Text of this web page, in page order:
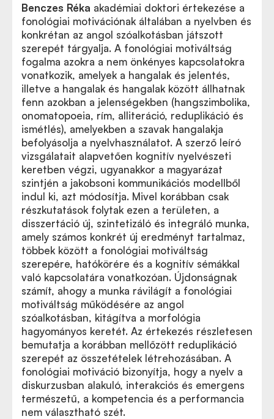
Benczes Réka akadémiai doktori értekezése a
fonológiai motivációnak általában a nyelvben és
konkrétan az angol szóalkotásban játszott
szerepét tárgyalja. A fonológiai motiváltság
fogalma azokra a nem önkényes kapcsolatokra
vonatkozik, amelyek a hangalak és jelentés,
illetve a hangalak és hangalak között állhatnak
fenn azokban a jelenségekben (hangszimbolika,
onomatopoeia, rím, alliteráció, reduplikáció és
ismétlés), amelyekben a szavak hangalakja
befolyásolja a nyelvhasználatot. A szerző leíró
vizsgálatait alapvetően kognitív nyelvészeti
keretben végzi, ugyanakkor a magyarázat
szintjén a jakobsoni kommunikációs modellből
indul ki, azt módosítja. Mivel korábban csak
részkutatások folytak ezen a területen, a
disszertáció új, szintetizáló és integráló munka,
amely számos konkrét új eredményt tartalmaz,
többek között a fonológiai motiváltság
szerepére, hatókörére és a kognitív sémákkal
való kapcsolatára vonatkozóan. Újdonságnak
számít, ahogy a munka rávilágít a fonológiai
motiváltság működésére az angol
szóalkotásban, kitágítva a morfológia
hagyományos keretét. Az értekezés részletesen
bemutatja a korábban mellőzött reduplikáció
szerepét az összetételek létrehozásában. A
fonológiai motiváció bizonyítja, hogy a nyelv a
diskurzusban alakuló, interakciós és emergens
természetű, a kompetencia és a performancia
nem választható szét.